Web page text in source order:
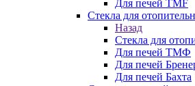
Для печей TMF
Стекла для
Назад
Стекла для
Для печей ТМФ
Для печей
Для печей Бахта